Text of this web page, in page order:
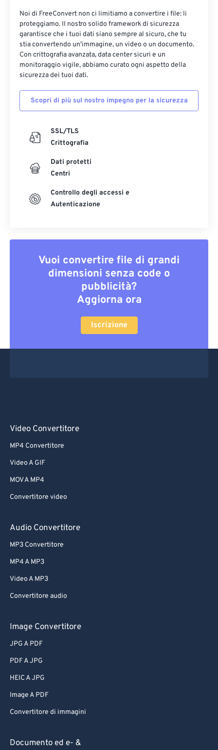
Noi di FreeConvert non ci limitiamo a convertire i file: li
proteggiamo. Il nostro solido framework di sicurezza
garantisce che i tuoi dati siano sempre al sicuro, che tu
stia convertendo un'immagine, un video o un documento.
Con crittografia avanzata, data center sicuri e un
monitoraggio vigile, abbiamo curato ogni aspetto della
sicurezza dei tuoi dati.
Scopri di più sul nostro impegno per la sicurezza
SSL/TLS
Crittografia
Dati protetti
Centri
Controllo degli accessi e
Autenticazione
Vuoi convertire file di grandi
dimensioni senza code o
pubblicità?
Aggiorna ora
Iscrizione
Video Convertitore
MP4 Convertitore
Video A GIF
MOV A MP4
Convertitore video
Audio Convertitore
MP3 Convertitore
MP4 A MP3
Video A MP3
Convertitore audio
Image Convertitore
JPG A PDF
PDF A JPG
HEIC A JPG
Image A PDF
Convertitore di immagini
Documento ed e- &